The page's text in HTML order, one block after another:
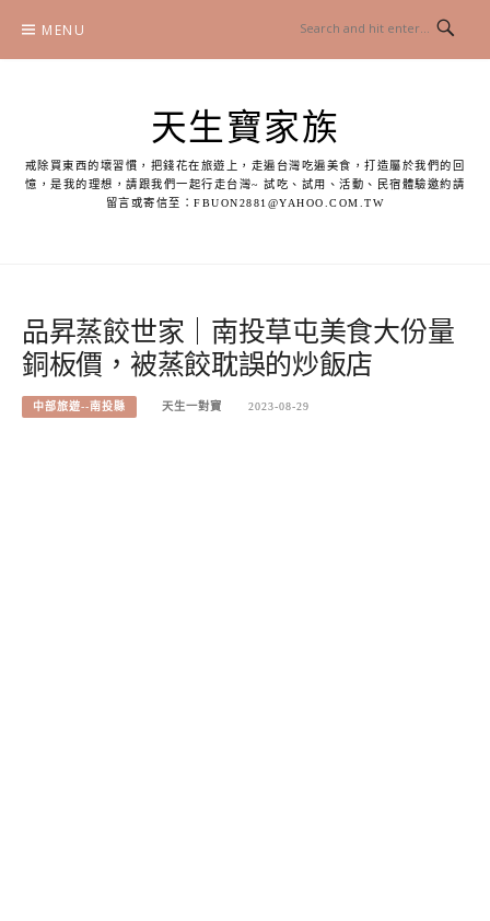
content
MENU
天生寶家族
戒除買東西的壞習慣，把錢花在旅遊上，走遍台灣吃遍美食，打造屬於我們的回
憶，是我的理想，請跟我們一起行走台灣~ 試吃、試用、活動、民宿體驗邀約請
留言或寄信至：FBUON2881@YAHOO.COM.TW
品昇蒸餃世家｜南投草屯美食大份量
銅板價，被蒸餃耽誤的炒飯店
中部旅遊--南投縣 天生一對寶 2023-08-29